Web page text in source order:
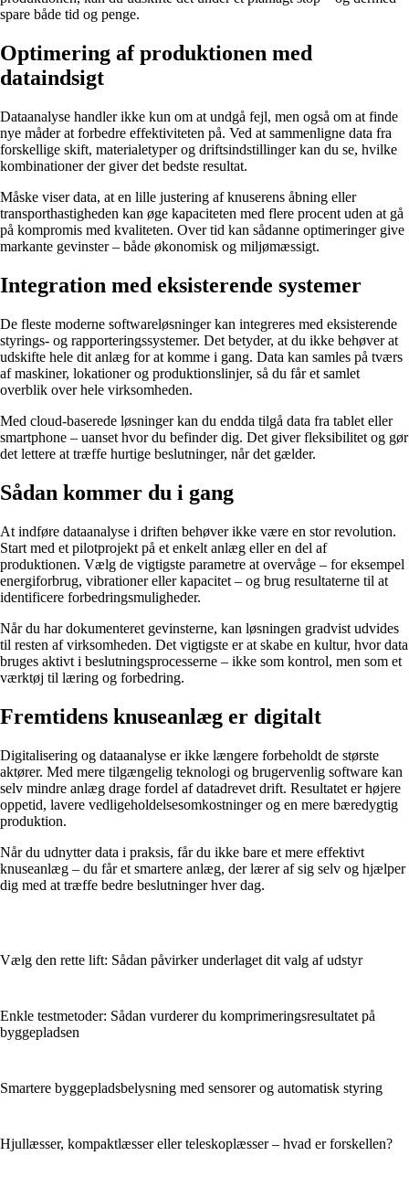
spare både tid og penge.
Optimering af produktionen med
dataindsigt
Dataanalyse handler ikke kun om at undgå fejl, men også om at finde
nye måder at forbedre effektiviteten på. Ved at sammenligne data fra
forskellige skift, materialetyper og driftsindstillinger kan du se, hvilke
kombinationer der giver det bedste resultat.
Måske viser data, at en lille justering af knuserens åbning eller
transporthastigheden kan øge kapaciteten med flere procent uden at gå
på kompromis med kvaliteten. Over tid kan sådanne optimeringer give
markante gevinster – både økonomisk og miljømæssigt.
Integration med eksisterende systemer
De fleste moderne softwareløsninger kan integreres med eksisterende
styrings- og rapporteringssystemer. Det betyder, at du ikke behøver at
udskifte hele dit anlæg for at komme i gang. Data kan samles på tværs
af maskiner, lokationer og produktionslinjer, så du får et samlet
overblik over hele virksomheden.
Med cloud-baserede løsninger kan du endda tilgå data fra tablet eller
smartphone – uanset hvor du befinder dig. Det giver fleksibilitet og gør
det lettere at træffe hurtige beslutninger, når det gælder.
Sådan kommer du i gang
At indføre dataanalyse i driften behøver ikke være en stor revolution.
Start med et pilotprojekt på et enkelt anlæg eller en del af
produktionen. Vælg de vigtigste parametre at overvåge – for eksempel
energiforbrug, vibrationer eller kapacitet – og brug resultaterne til at
identificere forbedringsmuligheder.
Når du har dokumenteret gevinsterne, kan løsningen gradvist udvides
til resten af virksomheden. Det vigtigste er at skabe en kultur, hvor data
bruges aktivt i beslutningsprocesserne – ikke som kontrol, men som et
værktøj til læring og forbedring.
Fremtidens knuseanlæg er digitalt
Digitalisering og dataanalyse er ikke længere forbeholdt de største
aktører. Med mere tilgængelig teknologi og brugervenlig software kan
selv mindre anlæg drage fordel af datadrevet drift. Resultatet er højere
oppetid, lavere vedligeholdelsesomkostninger og en mere bæredygtig
produktion.
Når du udnytter data i praksis, får du ikke bare et mere effektivt
knuseanlæg – du får et smartere anlæg, der lærer af sig selv og hjælper
dig med at træffe bedre beslutninger hver dag.
Vælg den rette lift: Sådan påvirker underlaget dit valg af udstyr
Enkle testmetoder: Sådan vurderer du komprimeringsresultatet på
byggepladsen
Smartere byggepladsbelysning med sensorer og automatisk styring
Hjullæsser, kompaktlæsser eller teleskoplæsser – hvad er forskellen?